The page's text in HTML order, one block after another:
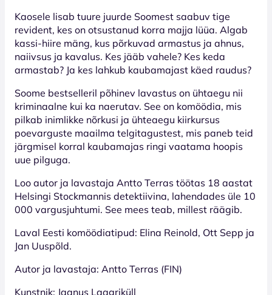
Kaosele lisab tuure juurde Soomest saabuv tige
revident, kes on otsustanud korra majja lüüa. Algab
kassi-hiire mäng, kus põrkuvad armastus ja ahnus,
naiivsus ja kavalus. Kes jääb vahele? Kes keda
armastab? Ja kes lahkub kaubamajast käed raudus?
Soome bestselleril põhinev lavastus on ühtaegu nii
kriminaalne kui ka naerutav. See on komöödia, mis
pilkab inimlikke nõrkusi ja ühteaegu kiirkursus
poevarguste maailma telgitagustest, mis paneb teid
järgmisel korral kaubamajas ringi vaatama hoopis
uue pilguga.
Loo autor ja lavastaja Antto Terras töötas 18 aastat
Helsingi Stockmannis detektiivina, lahendades üle 10
000 vargusjuhtumi. See mees teab, millest räägib.
Laval Eesti komöödiatipud: Elina Reinold, Ott Sepp ja
Jan Uuspõld.
Autor ja lavastaja: Antto Terras (FIN)
Kunstnik: Jaanus Laagriküll